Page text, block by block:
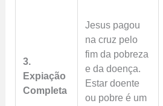
3.
Expiação
Completa
Jesus pagou
na cruz pelo
fim da pobreza
e da doença.
Estar doente
ou pobre é um